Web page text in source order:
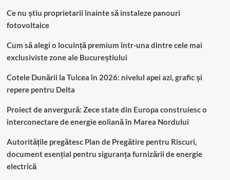
Ce nu știu proprietarii înainte să instaleze panouri
fotovoltaice
Cum să alegi o locuință premium într-una dintre cele mai
exclusiviste zone ale Bucureștiului
Cotele Dunării la Tulcea în 2026: nivelul apei azi, grafic și
repere pentru Delta
Proiect de anvergură: Zece state din Europa construiesc o
interconectare de energie eoliană în Marea Nordului
Autoritățile pregătesc Plan de Pregătire pentru Riscuri,
document esențial pentru siguranța furnizării de energie
electrică